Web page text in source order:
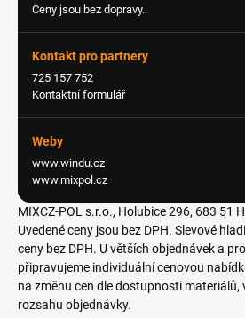
Ceny jsou bez dopravy.
Kontakt pro partnery
725 157 752
Kontaktní formulář
Weby
www.windu.cz
www.mixpol.cz
MIXCZ-POL s.r.o., Holubice 296, 683 51
Uvedené ceny jsou bez DPH. Slevové
ceny bez DPH. U větších objednávek a
připravujeme individuální cenovou
na změnu cen dle dostupnosti materiálů,
rozsahu objednávky.